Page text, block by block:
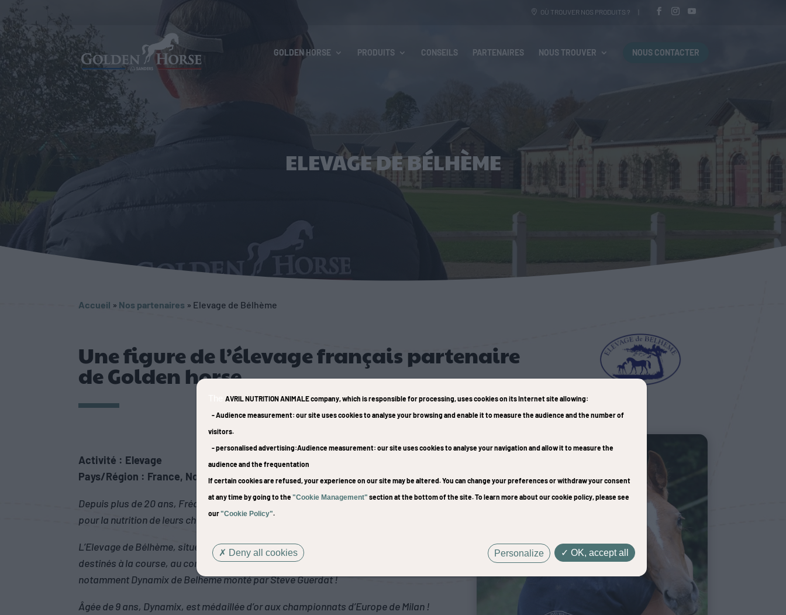
OÙ TROUVER NOS PRODUITS ?
GOLDEN HORSE PRODUITS CONSEILS PARTENAIRES NOUS TROUVER NOUS CONTACTER
ELEVAGE DE BÉLHÈME
Accueil » Nos partenaires » Elevage de Bélhème
Une figure de l’élevage français partenaire
de Golden horse
Activité : Elevage
Pays/Région : France, Normandie
Depuis plus de 20 ans, Frédéric Aimez et sa famille travaillent avec Golden Horse
pour la nutrition de leurs chevaux.
L’Elevage de Bélhème, situé en Seine Maritime, a vu naître de nombreux champions
destinés à la course, au concours complet mais surtout au saut d’obstacle avec
notamment Dynamix de Belheme monté par Steve Guerdat !
Âgée de 9 ans, Dynamix, est médaillée d’or aux championnats d’Europe de Milan !
AVRIL NUTRITION ANIMALE company, which is responsible for processing, uses cookies on its Internet site allowing:
-Audience measurement: our site uses cookies to analyse your browsing and enable it to measure the audience and the number of
visitors.
-personalised advertising:Audience measurement: our site uses cookies to analyse your navigation and allow it to measure the
audience and the frequentation
If certain cookies are refused, your experience on our site may be altered. You can change your preferences or withdraw your consent
at any time by going to the "Cookie Management" section at the bottom of the site. To learn more about our cookie policy, please see
our"Cookie Policy".
OK, accept all
Personalize
Deny all cookies